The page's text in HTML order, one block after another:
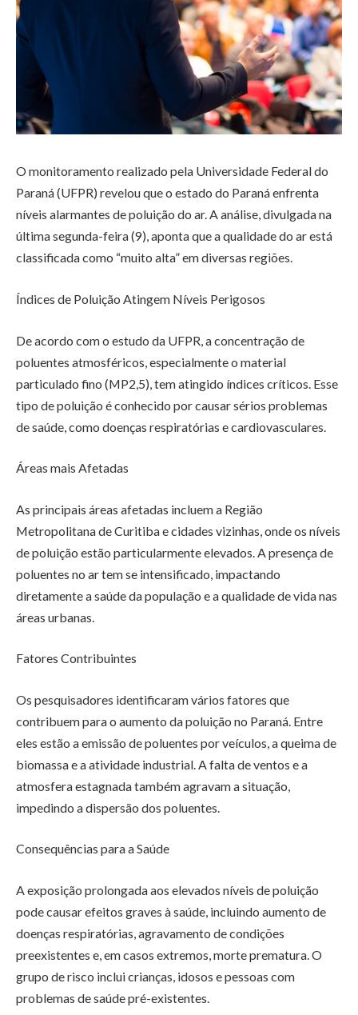
O monitoramento realizado pela Universidade Federal do
Paraná (UFPR) revelou que o estado do Paraná enfrenta
níveis alarmantes de poluição do ar. A análise, divulgada na
última segunda-feira (9), aponta que a qualidade do ar está
classificada como “muito alta” em diversas regiões.
Índices de Poluição Atingem Níveis Perigosos
De acordo com o estudo da UFPR, a concentração de
poluentes atmosféricos, especialmente o material
particulado fino (MP2,5), tem atingido índices críticos. Esse
tipo de poluição é conhecido por causar sérios problemas
de saúde, como doenças respiratórias e cardiovasculares.
Áreas mais Afetadas
As principais áreas afetadas incluem a Região
Metropolitana de Curitiba e cidades vizinhas, onde os níveis
de poluição estão particularmente elevados. A presença de
poluentes no ar tem se intensificado, impactando
diretamente a saúde da população e a qualidade de vida nas
áreas urbanas.
Fatores Contribuintes
Os pesquisadores identificaram vários fatores que
contribuem para o aumento da poluição no Paraná. Entre
eles estão a emissão de poluentes por veículos, a queima de
biomassa e a atividade industrial. A falta de ventos e a
atmosfera estagnada também agravam a situação,
impedindo a dispersão dos poluentes.
Consequências para a Saúde
A exposição prolongada aos elevados níveis de poluição
pode causar efeitos graves à saúde, incluindo aumento de
doenças respiratórias, agravamento de condições
preexistentes e, em casos extremos, morte prematura. O
grupo de risco inclui crianças, idosos e pessoas com
problemas de saúde pré-existentes.